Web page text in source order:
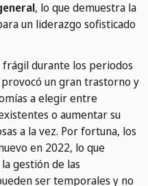
, lo que demuestra la
un liderazgo sofisticado
durante los periodos
un gran trastorno y
a elegir entre
o aumentar su
a la vez. Por fortuna, los
en 2022, lo que
gestión de las
ser temporales y no